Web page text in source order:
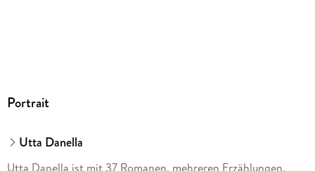
Portrait
Utta Danella
Utta Danella ist mit 37 Romanen, mehreren Erzählungen,